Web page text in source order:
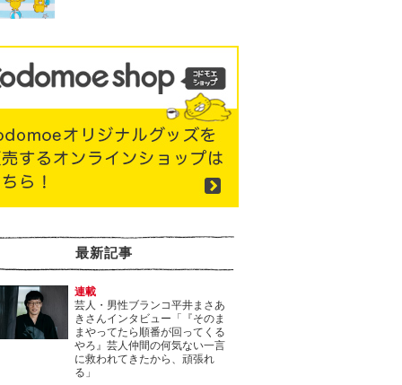
最新記事
連載
芸人・男性ブランコ平井まさあ
きさんインタビュー「『そのま
まやってたら順番が回ってくる
やろ』芸人仲間の何気ない一言
に救われてきたから、頑張れ
る」